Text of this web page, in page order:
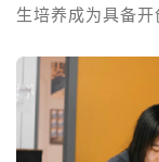
生培养成为具备开